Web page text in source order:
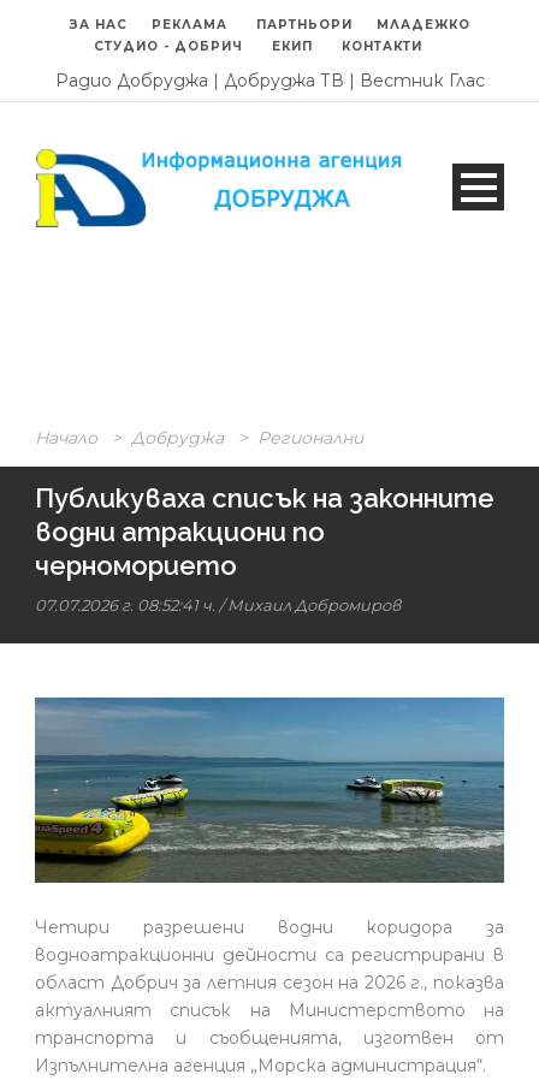
ЗА НАС РЕКЛАМА ПАРТНЬОРИ
МЛАДЕЖКО
СТУДИО - ДОБРИЧ
ЕКИП КОНТАКТИ
Радио Добруджа | Добруджа ТВ | Вестник Глас
Начало > Добруджа > Регионални
Публикуваха списък на законните
водни атракциони по
черноморието
07.07.2026 г. 08:52:41 ч. /Михаил Добромиров
Четири разрешени водни коридора за
водноатракционни дейности са регистрирани в
област Добрич за летния сезон на 2026 г., показва
актуалният списък на Министерството на
транспорта и съобщенията, изготвен от
Изпълнителна агенция „Морска администрация“.